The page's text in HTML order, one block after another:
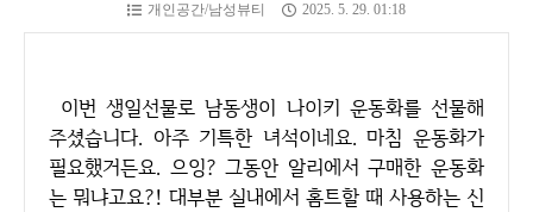
개인공간/남성뷰티 2025. 5. 29. 01:18
이번 생일선물로 남동생이 나이키 운동화를 선물해
주셨습니다. 아주 기특한 녀석이네요. 마침 운동화가
필요했거든요. 으잉? 그동안 알리에서 구매한 운동화
는 뭐냐고요?! 대부분 실내에서 홈트할 때 사용하는 신